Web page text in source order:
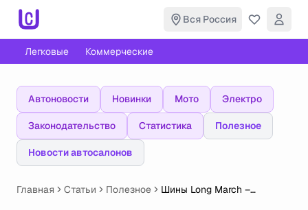
Вся Россия
Легковые Коммерческие
Автоновости Новинки Мото Электро
Законодательство Статистика Полезное
Новости автосалонов
Главная Статьи Полезное
Шины Long March –